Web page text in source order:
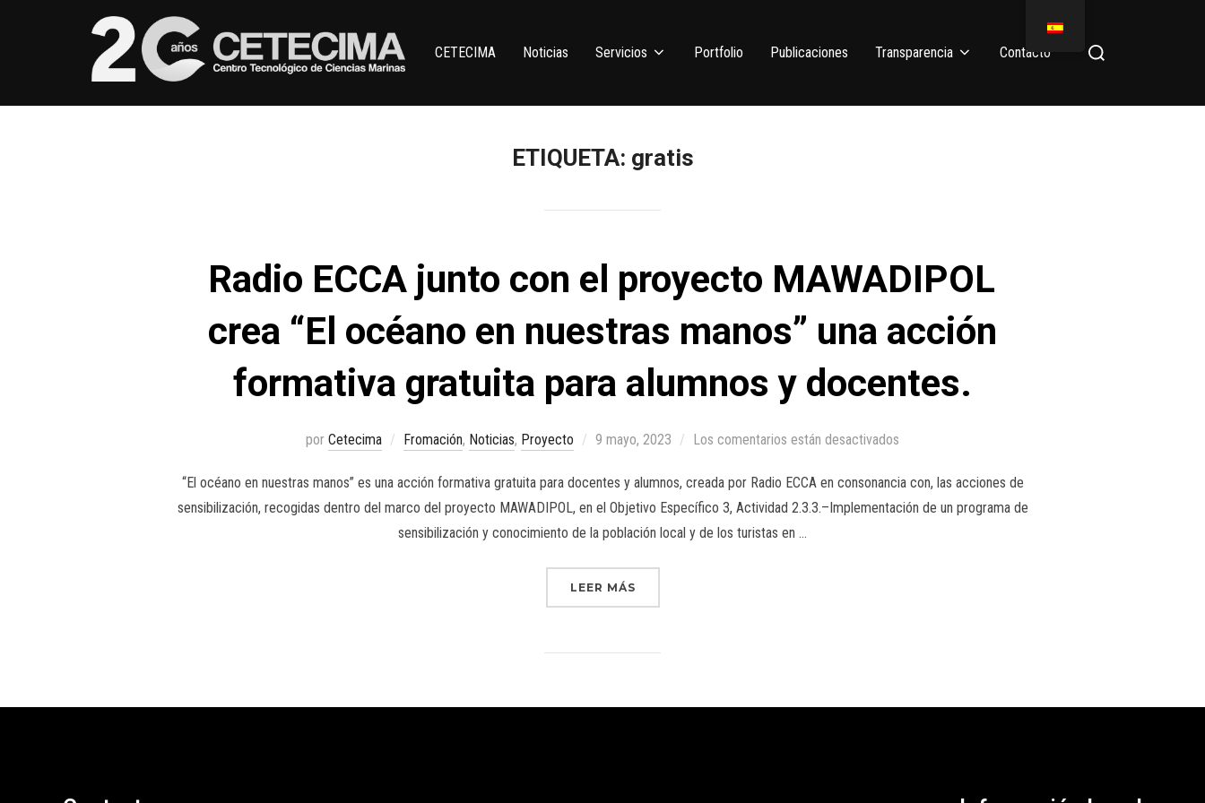
CETECIMA Noticias Servicios Portfolio Publicaciones Transparencia Contacto
ETIQUETA: gratis
Radio ECCA junto con el proyecto MAWADIPOL
crea “El océano en nuestras manos” una acción
formativa gratuita para alumnos y docentes.
por Cetecima Fromación, Noticias, Proyecto 9 mayo, 2023 Los comentarios están desactivados
“El océano en nuestras manos” es una acción formativa gratuita para docentes y alumnos, creada por Radio ECCA en consonancia con, las acciones de
sensibilización, recogidas dentro del marco del proyecto MAWADIPOL, en el Objetivo Específico 3, Actividad 2.3.3.–Implementación de un programa de
sensibilización y conocimiento de la población local y de los turistas en …
LEER MÁS